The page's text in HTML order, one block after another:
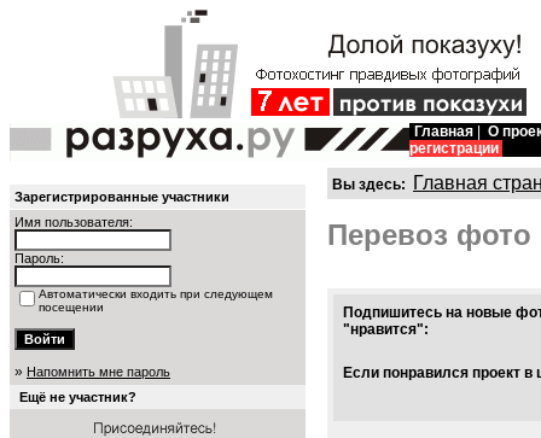
Главная
О
регистрации
Зарегистрированные участники
Имя пользователя:
Пароль:
Автоматически входить при следующем
посещении
» Напомнить мне пароль
Ещё не участник?
Вы здесь: Главная
Перевоз фото
Подпишитесь на новые
"нравится":
Если понравился проект